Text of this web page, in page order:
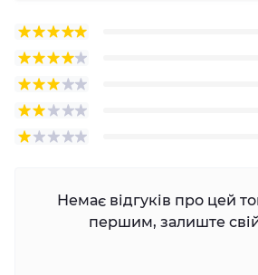
Немає відгуків про цей
першим, залиште свій